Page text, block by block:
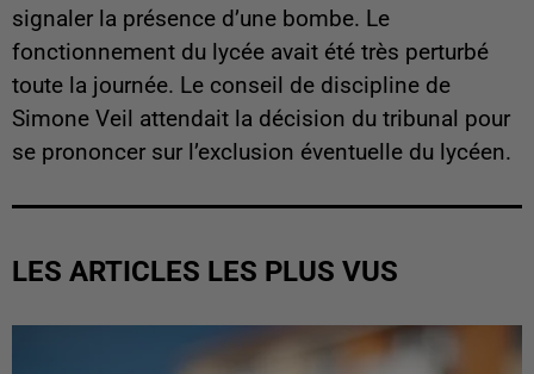
signaler la présence d’une bombe. Le
fonctionnement du lycée avait été très perturbé
toute la journée. Le conseil de discipline de
Simone Veil attendait la décision du tribunal pour
se prononcer sur l’exclusion éventuelle du lycéen.
LES ARTICLES LES PLUS VUS